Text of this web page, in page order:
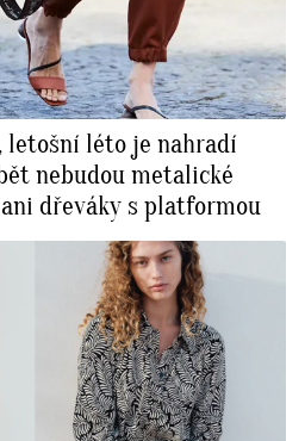
letošní léto je nahradí
nebudou metalické
dřeváky s platformou